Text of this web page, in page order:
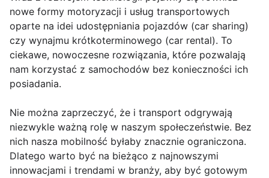
nowe formy motoryzacji i usług transportowych
oparte na idei udostępniania pojazdów (car sharing)
czy wynajmu krótkoterminowego (car rental). To
ciekawe, nowoczesne rozwiązania, które pozwalają
nam korzystać z samochodów bez konieczności ich
posiadania.
Nie można zaprzeczyć, że i transport odgrywają
niezwykle ważną rolę w naszym społeczeństwie. Bez
nich nasza mobilność byłaby znacznie ograniczona.
Dlatego warto być na bieżąco z najnowszymi
innowacjami i trendami w branży, aby być gotowym